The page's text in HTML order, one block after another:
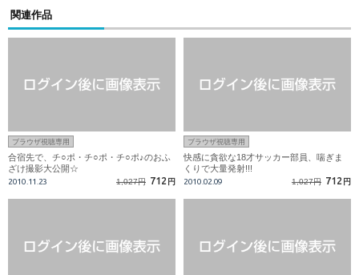
関連作品
ブラウザ視聴専用
合宿先で、チ○ポ・チ○ポ・チ○ポ♪のおふ
ざけ撮影大公開☆
2010.11.23 1,027円 712 円
ブラウザ視聴専用
快感に貪欲な18才サッカー部員、喘ぎま
くりで大量発射!!!
2010.02.09 1,027円 712 円